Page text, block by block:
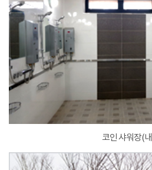
코인 샤워장(